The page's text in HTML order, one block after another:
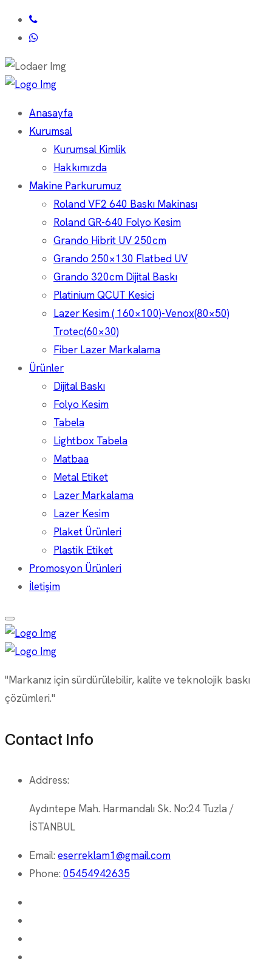
Anasayfa
Kurumsal
Kurumsal Kimlik
Hakkımızda
Makine Parkurumuz
Roland VF2 640 Baskı Makinası
Roland GR-640 Folyo Kesim
Grando Hibrit UV 250cm
Grando 250×130 Flatbed UV
Grando 320cm Dijital Baskı
Platinium QCUT Kesici
Lazer Kesim ( 160×100)-Venox(80×50)
Trotec(60×30)
Fiber Lazer Markalama
Ürünler
Dijital Baskı
Folyo Kesim
Tabela
Lightbox Tabela
Matbaa
Metal Etiket
Lazer Markalama
Lazer Kesim
Plaket Ürünleri
Plastik Etiket
Promosyon Ürünleri
İletişim
"Markanız için sürdürülebilir, kalite ve teknolojik baskı
çözümleri."
Contact Info
Address:
Aydıntepe Mah. Harmandalı Sk. No:24 Tuzla /
İSTANBUL
Email: eserreklam1@gmail.com
Phone: 05454942635